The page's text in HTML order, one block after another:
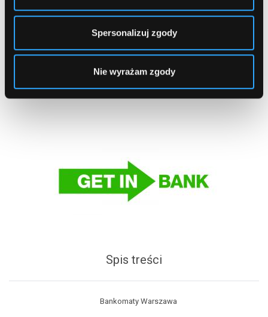
Spersonalizuj zgody
Nie wyrażam zgody
Spis treści
Bankomaty Warszawa
1 2 ... 79